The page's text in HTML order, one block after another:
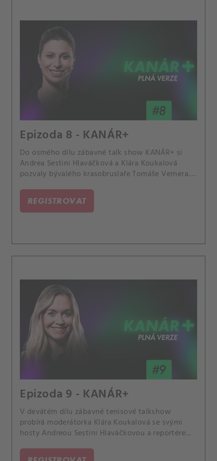
Epizoda 8 - KANÁR+
Do osmého dílu zábavné talk show KANÁR+ si
Andrea Sestini Hlaváčková a Klára Koukalová
pozvaly bývalého krasobruslaře Tomáše Vernera.
nadcházející Mistrovství světa v krasobruslení,
které se do Prahy vrací po 33 letech.
REGISTROVAT
Epizoda 9 - KANÁR+
V devátém dílu zábavné tenisové talkshow
probírá moderátorka Klára Koukalová se svými
hosty Andreou Sestini Hlaváčkovou a reportérem
Indian Wells a jeho rozdíly s Miami Open, druhým